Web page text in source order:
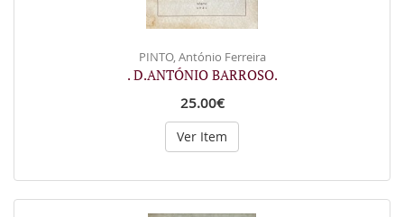
PINTO, António Ferreira
. D.ANTÓNIO BARROSO.
25.00€
Ver Item